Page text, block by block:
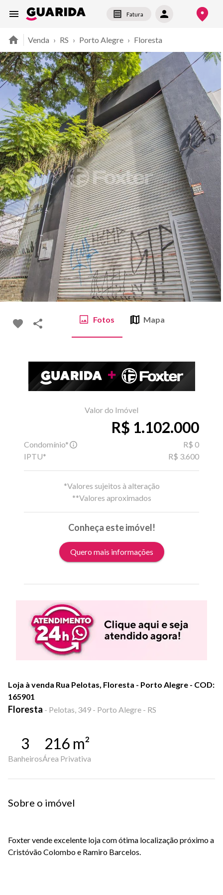
Fatura
Venda › RS › Porto Alegre › Floresta
Fotos Mapa
Valor do Imóvel
R$ 1.102.000
Condomínio*
R$ 0
IPTU*
R$ 3.600
*Valores sujeitos à alteração
**Valores aproximados
Conheça este imóvel!
Quero mais informações
Loja à venda Rua Pelotas, Floresta - Porto Alegre - COD:
165901
Floresta - Pelotas, 349 - Porto Alegre - RS
3
Banheiros
216 m²
Área Privativa
Sobre o imóvel
Foxter vende excelente loja com ótima localização próximo a
Cristóvão Colombo e Ramiro Barcelos.